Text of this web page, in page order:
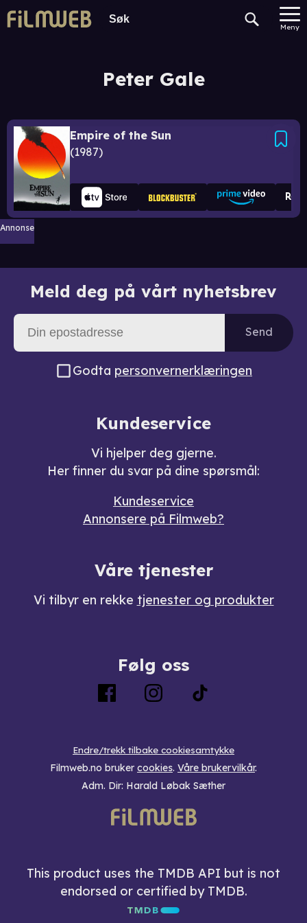
Meny
Peter Gale
Empire of the Sun
1987
Annonse
Meld deg på vårt nyhetsbrev
Send
Godta personvernerklæringen
Kundeservice
Vi hjelper deg gjerne.
Her finner du svar på dine spørsmål:
Kundeservice
Annonsere på Filmweb?
Våre tjenester
Vi tilbyr en rekke tjenester og produkter
Følg oss
Endre/trekk tilbake cookiesamtykke
Filmweb.no bruker cookies. Våre brukervilkår.
Adm. Dir: Harald Løbak Sæther
This product uses the TMDB API but is not
endorsed or certified by TMDB.